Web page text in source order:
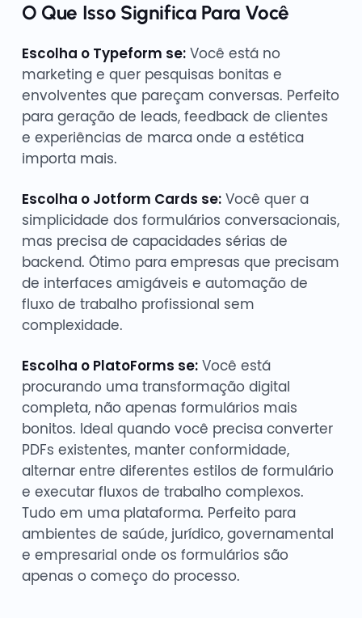
O Que Isso Significa Para Você
Escolha o Typeform se:Você está no
marketing e quer pesquisas bonitas e
envolventes que pareçam conversas. Perfeito
para geração de leads, feedback de clientes
e experiências de marca onde a estética
importa mais.
Escolha o Jotform Cards se:Você quer a
simplicidade dos formulários conversacionais,
mas precisa de capacidades sérias de
backend. Ótimo para empresas que precisam
de interfaces amigáveis e automação de
fluxo de trabalho profissional sem
complexidade.
Escolha o PlatoForms se:Você está
procurando uma transformação digital
completa, não apenas formulários mais
bonitos. Ideal quando você precisa converter
PDFs existentes, manter conformidade,
alternar entre diferentes estilos de formulário
e executar fluxos de trabalho complexos.
Tudo em uma plataforma. Perfeito para
ambientes de saúde, jurídico, governamental
e empresarial onde os formulários são
apenas o começo do processo.